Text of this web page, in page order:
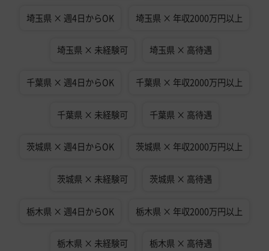
埼玉県 × 週4日からOK 埼玉県 × 年収2000万円以上
埼玉県 × 未経験可 埼玉県 × 高待遇
千葉県 × 週4日からOK 千葉県 × 年収2000万円以上
千葉県 × 未経験可 千葉県 × 高待遇
茨城県 × 週4日からOK 茨城県 × 年収2000万円以上
茨城県 × 未経験可 茨城県 × 高待遇
栃木県 × 週4日からOK 栃木県 × 年収2000万円以上
栃木県 × 未経験可 栃木県 × 高待遇